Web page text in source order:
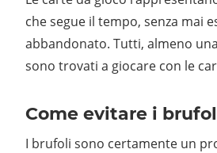
che segue il tempo, senza mai
abbandonato. Tutti, almeno
sono trovati a giocare con le
Come evitare i
I brufoli sono certamente un